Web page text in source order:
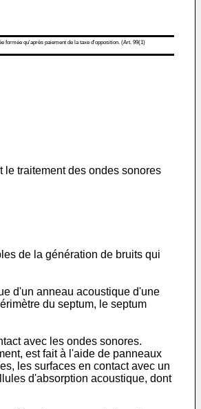
formée qu'après paiement de la taxe d'opposition. (Art. 99(1)
traitement des ondes sonores
de la génération de bruits qui
d'un anneau acoustique d'une
du septum, le septum
avec les ondes sonores.
est fait à l'aide de panneaux
les surfaces en contact avec un
d'absorption acoustique, dont